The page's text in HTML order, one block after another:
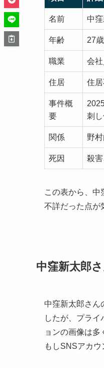
名前 中
年齢 27歳
職業 会社
住居 住
事件概
要
刺
関係 野
死因 殺
この表から、中
不詳だった点が
中窪新太郎
中窪新太郎さん
したが、プラ
ョンの画像は
もしSNSアカ